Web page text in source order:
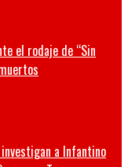
el rodaje de “Sin
investigan a Infantino